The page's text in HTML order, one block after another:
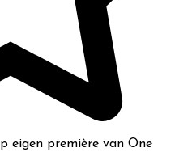
eigen première van One